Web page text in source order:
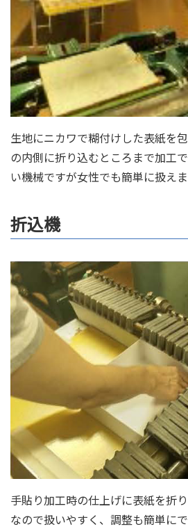
生地にニカワで糊付けした表紙を
の内側に折り込むところまで加工
い機械ですが女性でも簡単に扱えま
折込機
手貼り加工時の仕上げに表紙を折
なので扱いやすく、調整も簡単にで